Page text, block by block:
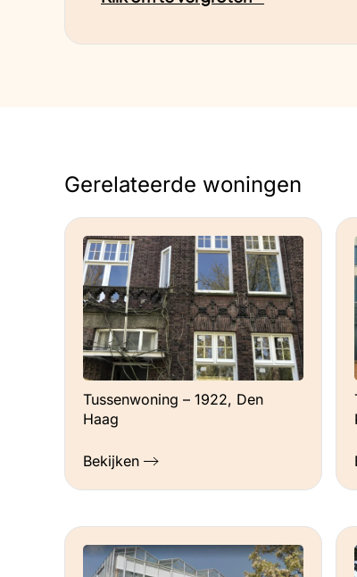
www.buurkracht.nl. Graag zou ik
Toekomstplannen
Na het dichtzetten van de
ik nog 2 dingen op mijn lijstje
en een duurzaam alternatief
de toekomst een bron slaan voor
Gerelateerde woningen
Tussenwoning – 1922, Den
Haag
Bekijken